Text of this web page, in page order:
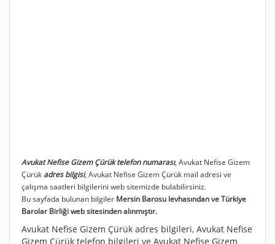
Avukat Nefise Gizem Çürük telefon numarası, Avukat Nefise Gizem
Çürük adres bilgisi, Avukat Nefise Gizem Çürük mail adresi ve
çalışma saatleri bilgilerini web sitemizde bulabilirsiniz.
Bu sayfada bulunan bilgiler Mersin Barosu levhasından ve Türkiye
Barolar Birliği web sitesinden alınmıştır.
Avukat Nefise Gizem Çürük adres bilgileri, Avukat Nefise
Gizem Çürük telefon bilgileri ve Avukat Nefise Gizem